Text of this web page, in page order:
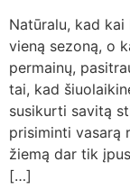
Natūralu, kad
vieną sezoną, o
permainų,
tai, kad
susikurti savitą
prisiminti vasarą
žiemą dar tik
[…]